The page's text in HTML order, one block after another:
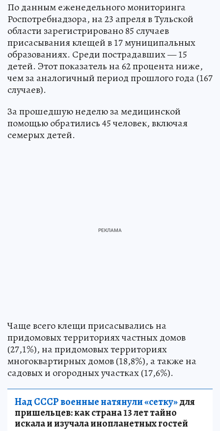
По данным еженедельного мониторинга
Роспотребнадзора, на 23 апреля в Тульской
области зарегистрировано 85 случаев
присасывания клещей в 17 муниципальных
образованиях. Среди пострадавших — 15
детей. Этот показатель на 62 процента ниже,
чем за аналогичный период прошлого года (167
случаев).
За прошедшую неделю за медицинской
помощью обратились 45 человек, включая
семерых детей.
Чаще всего клещи присасывались на
придомовых территориях частных домов
(27,1%), на придомовых территориях
многоквартирных домов (18,8%), а также на
садовых и огородных участках (17,6%).
Над СССР военные натянули «сетку»для
пришельцев: как страна 13 лет тайно
искала и изучала инопланетных гостей